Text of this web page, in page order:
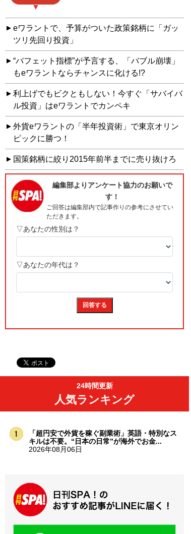
eワラントで、予算がついた政策銘柄に「ガッ
ツリ先回り投資」
“バフェット指標”が予言する、「バブル崩壊」
もeワラントならチャンスに化ける!?
利上げでもビクともしない！今すぐ「サバイバ
ル投資」はeワラントでカンペキ
外貨eワラントの「半年投資術」で東京オリン
ピックに勝つ！
国策銘柄に絞り2015年前半までに売り抜けろ
24時間更新
人気ランキング
「超円安で外貨を稼ぐ副業術」英語・特別なス
キルは不要。“日本の日常”が海外でお金...
2026年08月06日